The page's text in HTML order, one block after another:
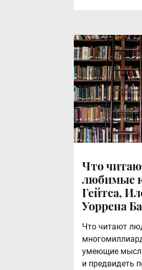
Что
любимые
Гейтса,
Уоррена
Что читают
умеющие
и предвидеть